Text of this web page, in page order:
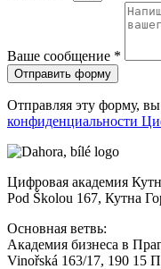
Ваше сообщение *
Отправить форму
Отправляя эту форму, вы
конфиденциальности
Цифровая академия
Pod Školou 167, Кутна
Основная ветвь:
Академия бизнеса в
Vinořská 163/17, 190 15